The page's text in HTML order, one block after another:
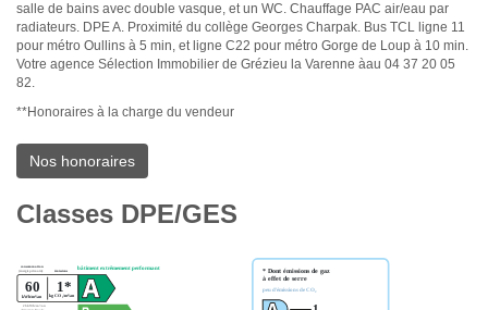
salle de bains avec double vasque, et un WC. Chauffage PAC air/eau par
radiateurs. DPE A. Proximité du collège Georges Charpak. Bus TCL ligne 11
pour métro Oullins à 5 min, et ligne C22 pour métro Gorge de Loup à 10 min.
Votre agence Sélection Immobilier de Grézieu la Varenne àau 04 37 20 05
82.
**Honoraires à la charge du vendeur
Nos honoraires
Classes DPE/GES